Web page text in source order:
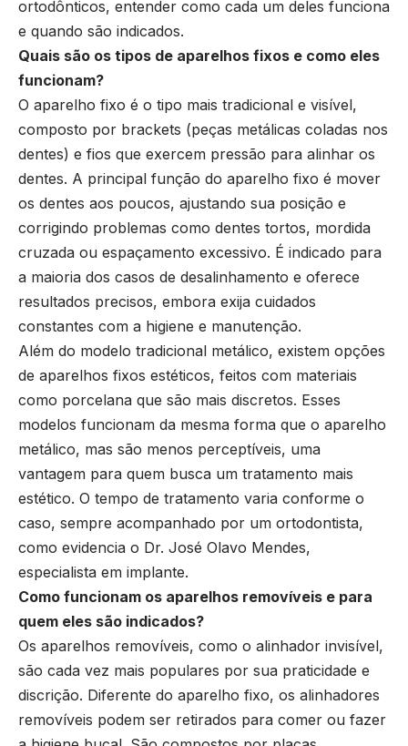
ortodônticos, entender como cada um deles funciona
e quando são indicados.
Quais são os tipos de aparelhos fixos e como eles
funcionam?
O aparelho fixo é o tipo mais tradicional e visível,
composto por brackets (peças metálicas coladas nos
dentes) e fios que exercem pressão para alinhar os
dentes. A principal função do aparelho fixo é mover
os dentes aos poucos, ajustando sua posição e
corrigindo problemas como dentes tortos, mordida
cruzada ou espaçamento excessivo. É indicado para
a maioria dos casos de desalinhamento e oferece
resultados precisos, embora exija cuidados
constantes com a higiene e manutenção.
Além do modelo tradicional metálico, existem opções
de aparelhos fixos estéticos, feitos com materiais
como porcelana que são mais discretos. Esses
modelos funcionam da mesma forma que o aparelho
metálico, mas são menos perceptíveis, uma
vantagem para quem busca um tratamento mais
estético. O tempo de tratamento varia conforme o
caso, sempre acompanhado por um ortodontista,
como evidencia o Dr. José Olavo Mendes,
especialista em implante.
Como funcionam os aparelhos removíveis e para
quem eles são indicados?
Os aparelhos removíveis, como o alinhador invisível,
são cada vez mais populares por sua praticidade e
discrição. Diferente do aparelho fixo, os alinhadores
removíveis podem ser retirados para comer ou fazer